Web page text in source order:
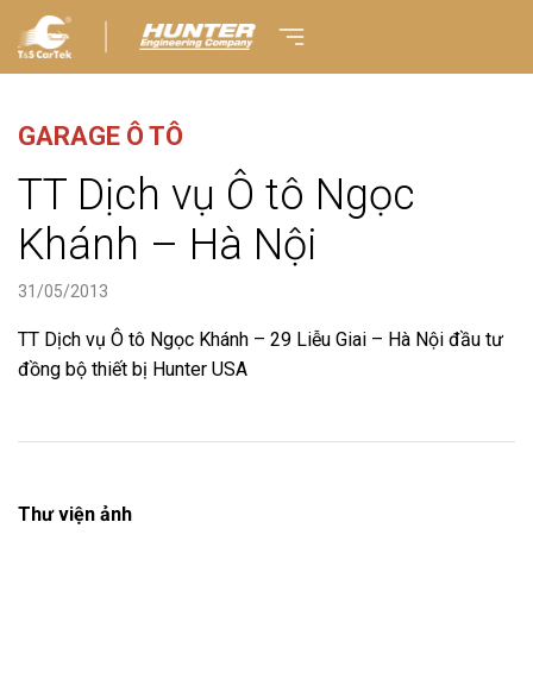
GARAGE Ô TÔ
TT Dịch vụ Ô tô Ngọc
Khánh – Hà Nội
31/05/2013
TT Dịch vụ Ô tô Ngọc Khánh – 29 Liễu Giai – Hà Nội đầu tư
đồng bộ thiết bị Hunter USA
Thư viện ảnh